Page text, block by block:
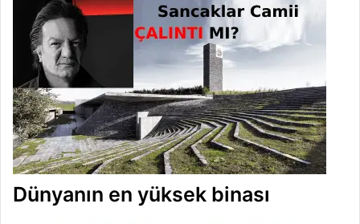
Dünyanın en yüksek binası